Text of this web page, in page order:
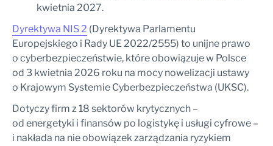
kwietnia 2027.
Dyrektywa NIS 2 (Dyrektywa Parlamentu
Europejskiego i Rady UE 2022/2555) to unijne prawo
o cyberbezpieczeństwie, które obowiązuje w Polsce
od 3 kwietnia 2026 roku na mocy nowelizacji ustawy
o Krajowym Systemie Cyberbezpieczeństwa (UKSC).
Dotyczy firm z 18 sektorów krytycznych –
od energetyki i finansów po logistykę i usługi cyfrowe –
i nakłada na nie obowiązek zarządzania ryzykiem